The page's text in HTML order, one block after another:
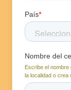
País*
Nombre del
Escribe el nombre
la localidad o crea